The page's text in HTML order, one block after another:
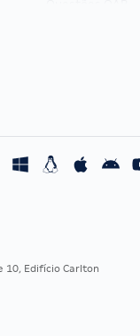
10, Edifício Carlton